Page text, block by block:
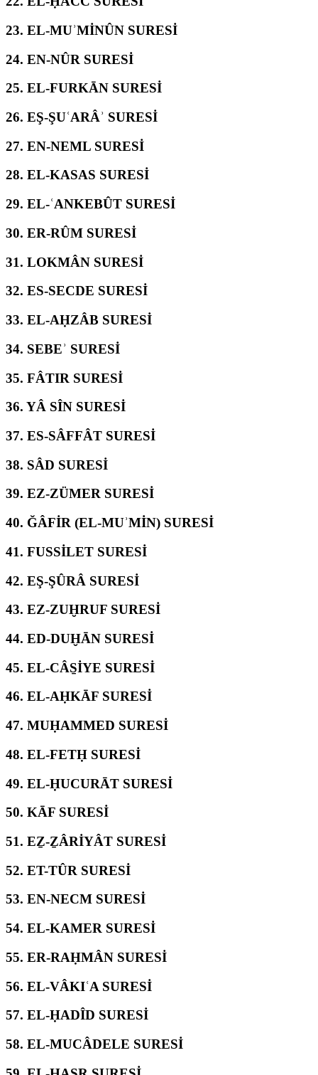
23. EL-MUʾMİNÛN SURESİ
24. EN-NÛR SURESİ
25. EL-FURKĀN SURESİ
26. EŞ-ŞUʿARÂʾ SURESİ
27. EN-NEML SURESİ
28. EL-KASAS SURESİ
29. EL-ʿANKEBÛT SURESİ
30. ER-RÛM SURESİ
31. LOKMÂN SURESİ
32. ES-SECDE SURESİ
33. EL-AḤZÂB SURESİ
34. SEBEʾ SURESİ
35. FÂTIR SURESİ
36. YÂ SÎN SURESİ
37. ES-SÂFFÂT SURESİ
38. SÂD SURESİ
39. EZ-ZÜMER SURESİ
40. ĞÂFİR (EL-MUʾMİN) SURESİ
41. FUSSİLET SURESİ
42. EŞ-ŞÛRÂ SURESİ
43. EZ-ZUḪRUF SURESİ
44. ED-DUḪĀN SURESİ
45. EL-CÂS̱İYE SURESİ
46. EL-AḤKĀF SURESİ
47. MUḤAMMED SURESİ
48. EL-FETḤ SURESİ
49. EL-ḤUCURĀT SURESİ
50. KĀF SURESİ
51. EẔ-ẔÂRİYÂT SURESİ
52. ET-TÛR SURESİ
53. EN-NECM SURESİ
54. EL-KAMER SURESİ
55. ER-RAḤMÂN SURESİ
56. EL-VÂKIʿA SURESİ
57. EL-ḤADÎD SURESİ
58. EL-MUCÂDELE SURESİ